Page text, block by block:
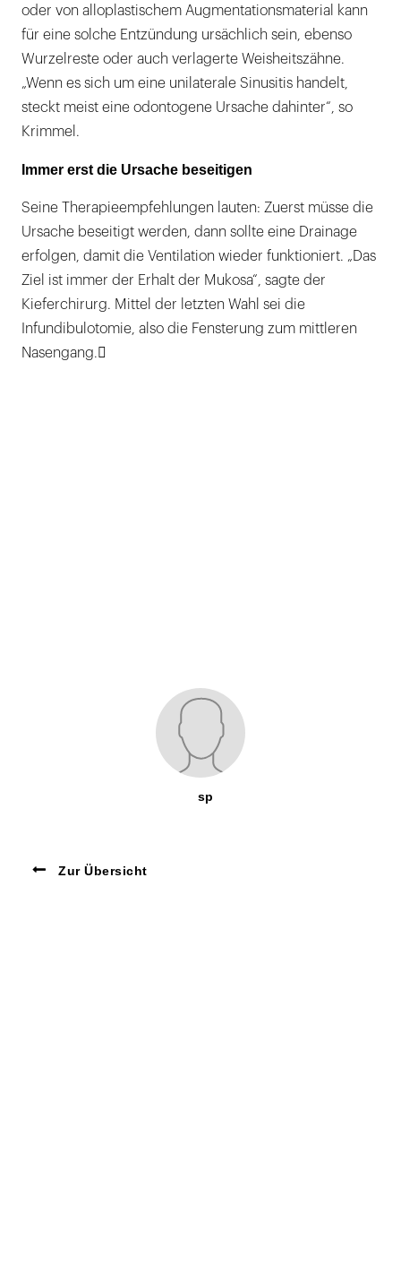
oder von alloplastischem Augmentationsmaterial kann
für eine solche Entzündung ursächlich sein, ebenso
Wurzelreste oder auch verlagerte Weisheitszähne.
„Wenn es sich um eine unilaterale Sinusitis handelt,
steckt meist eine odontogene Ursache dahinter“, so
Krimmel.
Immer erst die Ursache beseitigen
Seine Therapieempfehlungen lauten: Zuerst müsse die
Ursache beseitigt werden, dann sollte eine Drainage
erfolgen, damit die Ventilation wieder funktioniert. „Das
Ziel ist immer der Erhalt der Mukosa“, sagte der
Kieferchirurg. Mittel der letzten Wahl sei die
Infundibulotomie, also die Fensterung zum mittleren
Nasengang.
sp
Zur Übersicht